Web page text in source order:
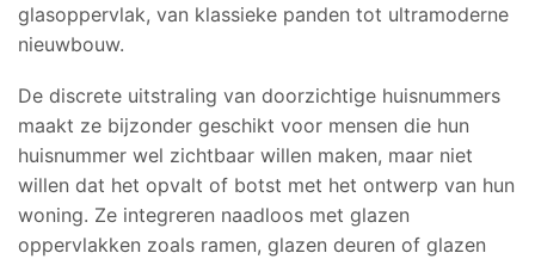
glasoppervlak, van klassieke panden tot ultramoderne
nieuwbouw.
De discrete uitstraling van doorzichtige huisnummers
maakt ze bijzonder geschikt voor mensen die hun
huisnummer wel zichtbaar willen maken, maar niet
willen dat het opvalt of botst met het ontwerp van hun
woning. Ze integreren naadloos met glazen
oppervlakken zoals ramen, glazen deuren of glazen